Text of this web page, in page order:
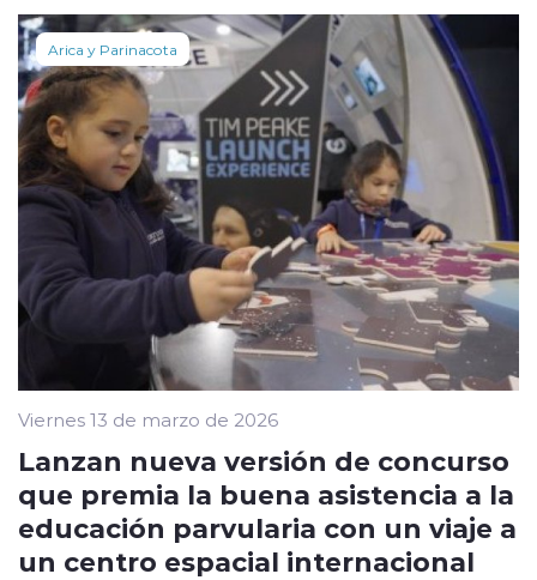
Arica y Parinacota
Viernes 13 de marzo de 2026
Lanzan nueva versión de concurso
que premia la buena asistencia a la
educación parvularia con un viaje a
un centro espacial internacional